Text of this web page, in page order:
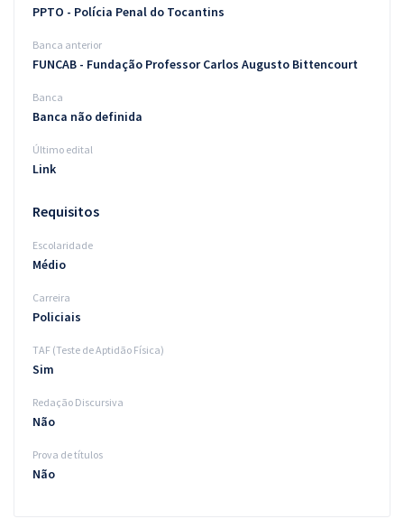
PPTO - Polícia Penal do Tocantins
Banca anterior
FUNCAB - Fundação Professor Carlos Augusto Bittencourt
Banca
Banca não definida
Último edital
Link
Requisitos
Escolaridade
Médio
Carreira
Policiais
TAF (Teste de Aptidão Física)
Sim
Redação Discursiva
Não
Prova de títulos
Não